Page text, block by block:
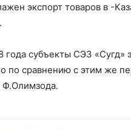
экспорт товаров в -
года субъекты СЭЗ
по сравнению с этим же